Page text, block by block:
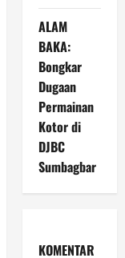
ALAM
BAKA:
Bongkar
Dugaan
Permainan
Kotor di
DJBC
Sumbagbar
KOMENTAR